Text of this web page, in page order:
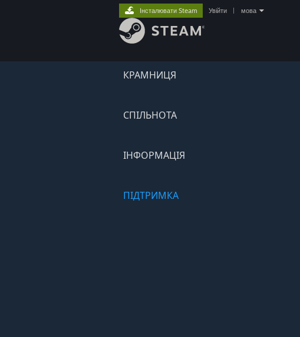
КРАМНИЦЯ
СПІЛЬНОТА
ІНФОРМАЦІЯ
ПІДТРИМКА
Інсталювати Steam Увійти мова